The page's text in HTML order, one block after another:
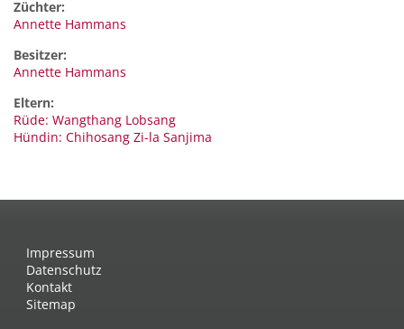
Züchter:
Annette Hammans
Besitzer:
Annette Hammans
Eltern:
Rüde: Wangthang Lobsang
Hündin: Chihosang Zi-la Sanjima
Impressum
Datenschutz
Kontakt
Sitemap